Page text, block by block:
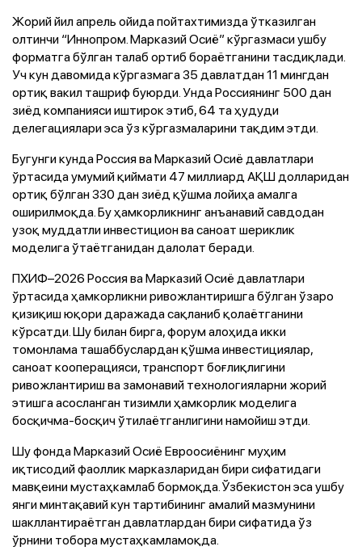
Жорий йил апрель ойида пойтахтимизда ўтказилган
олтинчи “Иннопром. Марказий Осиё” кўргазмаси ушбу
форматга бўлган талаб ортиб бораётганини тасдиқлади.
Уч кун давомида кўргазмага 35 давлатдан 11 мингдан
ортиқ вакил ташриф буюрди. Унда Россиянинг 500 дан
зиёд компанияси иштирок этиб, 64 та ҳудуди
делегациялари эса ўз кўргазмаларини тақдим этди.
Бугунги кунда Россия ва Марказий Осиё давлатлари
ўртасида умумий қиймати 47 миллиард АҚШ долларидан
ортиқ бўлган 330 дан зиёд қўшма лойиҳа амалга
оширилмоқда. Бу ҳамкорликнинг анъанавий савдодан
узоқ муддатли инвестицион ва саноат шериклик
моделига ўтаётганидан далолат беради.
ПХИФ–2026 Россия ва Марказий Осиё давлатлари
ўртасида ҳамкорликни ривожлантиришга бўлган ўзаро
қизиқиш юқори даражада сақланиб қолаётганини
кўрсатди. Шу билан бирга, форум алоҳида икки
томонлама ташаббуслардан қўшма инвестициялар,
саноат кооперацияси, транспорт боғлиқлигини
ривожлантириш ва замонавий технологияларни жорий
этишга асосланган тизимли ҳамкорлик моделига
босқичма-босқич ўтилаётганлигини намойиш этди.
Шу фонда Марказий Осиё Евроосиёнинг муҳим
иқтисодий фаоллик марказларидан бири сифатидаги
мавқеини мустаҳкамлаб бормоқда. Ўзбекистон эса ушбу
янги минтақавий кун тартибининг амалий мазмунини
шакллантираётган давлатлардан бири сифатида ўз
ўрнини тобора мустаҳкамламоқда.